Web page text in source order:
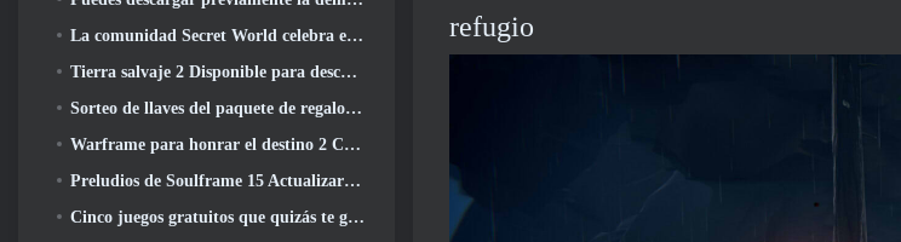
refugio
La comunidad Secret World celebra el 14º aniversario con un misterio que deberán resolver juntos
Tierra salvaje 2 Disponible para descargar gratis (y mantener) Por tiempo limitado
Sorteo de llaves del paquete de regalo Crystal Saga Nova
Warframe para honrar el destino 2 Con título y actividad especial en el juego
Preludios de Soulframe 15 Actualizar botín y pesca
Cinco juegos gratuitos que quizás te guste probar durante el Bullet Fest